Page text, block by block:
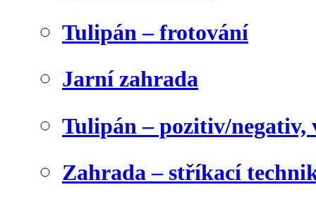
Tulipán – frotování
Jarní zahrada
Tulipán – pozitiv/negativ,
Zahrada – stříkací